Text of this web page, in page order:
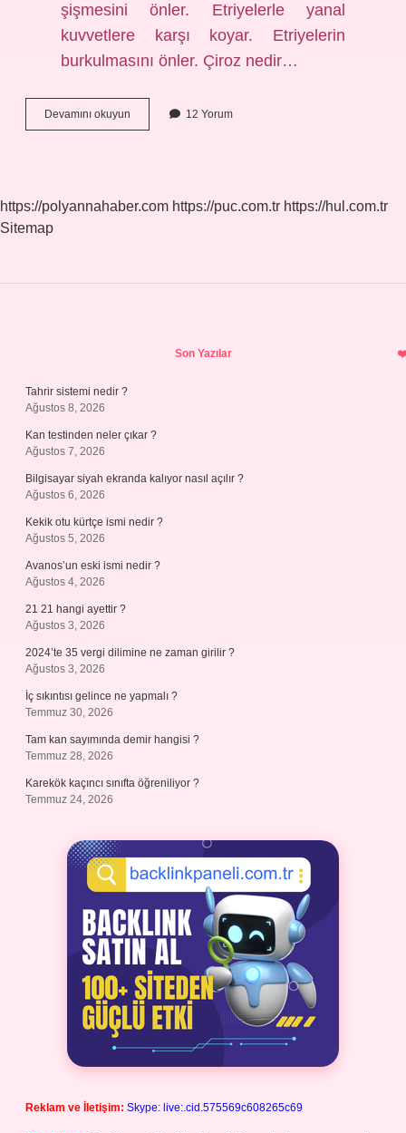
şişmesini önler. Etriyelerle yanal
kuvvetlere karşı koyar. Etriyelerin
burkulmasını önler. Çiroz nedir…
Devamını okuyun
Ve
12 Yorum
https://polyannahaber.com https://puc.com.tr https://hul.com.tr
Sitemap
Son Yazılar
Tahrir sistemi nedir ?
Ağustos 8, 2026
Kan testinden neler çıkar ?
Ağustos 7, 2026
Bilgisayar siyah ekranda kalıyor nasıl açılır ?
Ağustos 6, 2026
Kekik otu kürtçe ismi nedir ?
Ağustos 5, 2026
Avanos’un eski ismi nedir ?
Ağustos 4, 2026
21 21 hangi ayettir ?
Ağustos 3, 2026
2024’te 35 vergi dilimine ne zaman girilir ?
Ağustos 3, 2026
İç sıkıntısı gelince ne yapmalı ?
Temmuz 30, 2026
Tam kan sayımında demir hangisi ?
Temmuz 28, 2026
Karekök kaçıncı sınıfta öğreniliyor ?
Temmuz 24, 2026
Reklam ve İletişim: Skype: live:.cid.575569c608265c69